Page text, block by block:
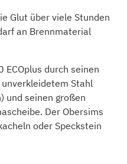
Glut über viele Stunden
an Brennmaterial
ECOplus durch seinen
Stahl
und seinen großen
Der Obersims
oder Speckstein